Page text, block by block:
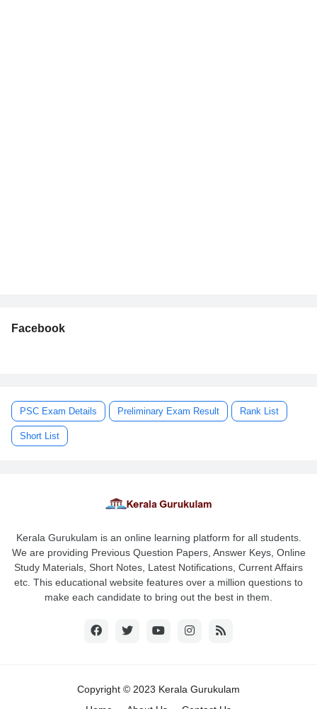
Facebook
PSC Exam Details Preliminary Exam Result Rank List
Short List
Kerala Gurukulam is an online learning platform for all students.
We are providing Previous Question Papers, Answer Keys, Online
Study Materials, Short Notes, Latest Notifications, Current Affairs
etc. This educational website features over a million questions to
make each candidate to bring out the best in them.
Copyright © 2023 Kerala Gurukulam